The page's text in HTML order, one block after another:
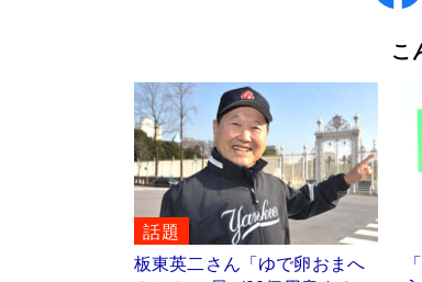
こ
話題
板東英二さん「ゆで卵おまへ